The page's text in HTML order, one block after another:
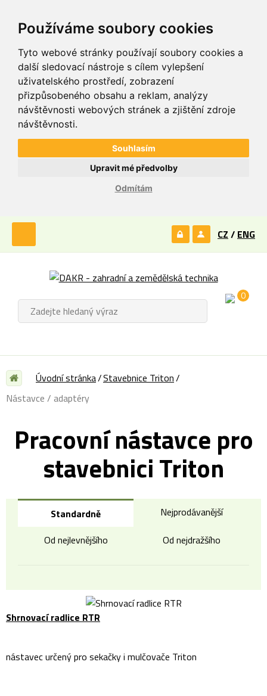
Používáme soubory cookies
Tyto webové stránky používají soubory cookies a
další sledovací nástroje s cílem vylepšení
uživatelského prostředí, zobrazení
přizpůsobeného obsahu a reklam, analýzy
návštěvnosti webových stránek a zjištění zdroje
návštěvnosti.
Souhlasím
Odmítám
Upravit mé předvolby
CZ / ENG
0
Úvodní stránka Stavebnice Triton
Nástavce / adaptéry
Pracovní nástavce pro
stavebnici Triton
Standardně
Nejprodávanější
Od nejlevnějšího
Od nejdražšího
Shrnovací radlice RTR
nástavec určený pro sekačky i mulčovače Triton